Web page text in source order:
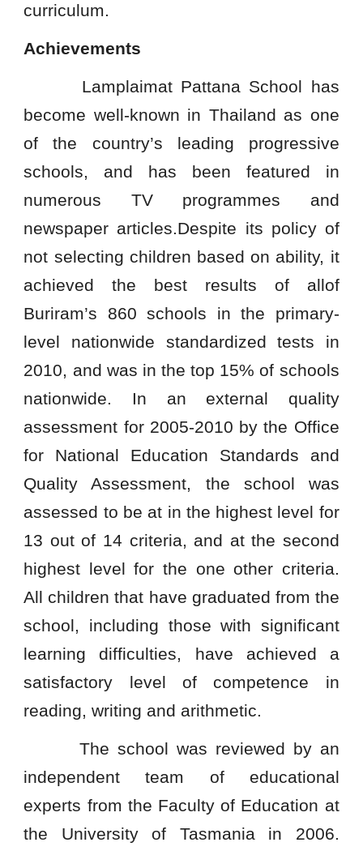
curriculum.
Achievements
Lamplaimat Pattana School has
become well-known in Thailand as one
of the country’s leading progressive
schools, and has been featured in
numerous TV programmes and
newspaper articles.Despite its policy of
not selecting children based on ability, it
achieved the best results of allof
Buriram’s 860 schools in the primary-
level nationwide standardized tests in
2010, and was in the top 15% of schools
nationwide. In an external quality
assessment for 2005-2010 by the Office
for National Education Standards and
Quality Assessment, the school was
assessed to be at in the highest level for
13 out of 14 criteria, and at the second
highest level for the one other criteria.
All children that have graduated from the
school, including those with significant
learning difficulties, have achieved a
satisfactory level of competence in
reading, writing and arithmetic.
The school was reviewed by an
independent team of educational
experts from the Faculty of Education at
the University of Tasmania in 2006.